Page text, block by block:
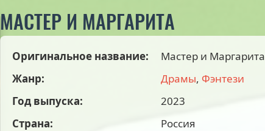
МАСТЕР И МАРГАРИТА
Оригинальное название:
Мастер и Маргарита
Жанр:
Драмы, Фэнтези
Год выпуска:
2023
Страна:
Россия